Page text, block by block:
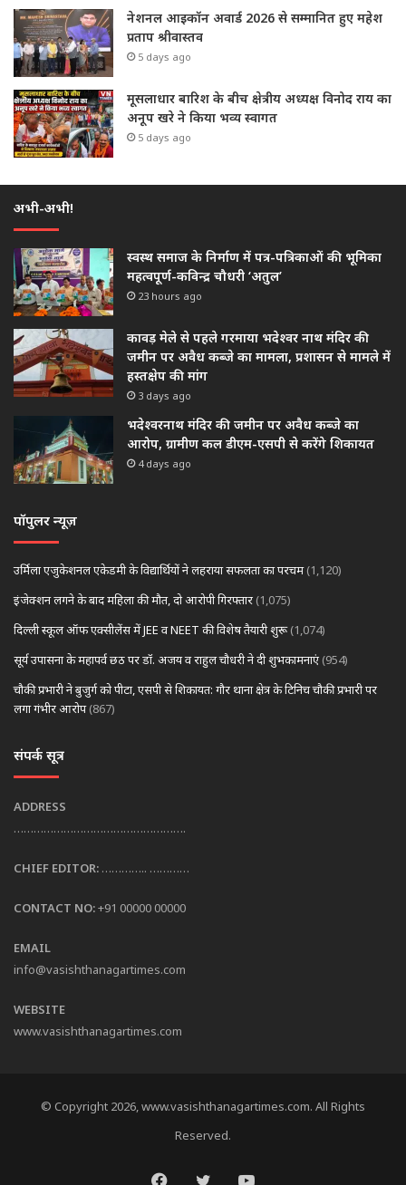
नेशनल आइकॉन अवार्ड 2026 से सम्मानित हुए महेश
प्रताप श्रीवास्तव
5 days ago
मूसलाधार बारिश के बीच क्षेत्रीय अध्यक्ष विनोद राय का
अनूप खरे ने किया भव्य स्वागत
5 days ago
अभी-अभी!
स्वस्थ समाज के निर्माण में पत्र-पत्रिकाओं की भूमिका
महत्वपूर्ण-कविन्द्र चौधरी ‘अतुल’
23 hours ago
कावड़ मेले से पहले गरमाया भदेश्वर नाथ मंदिर की
जमीन पर अवैध कब्जे का मामला, प्रशासन से मामले में
हस्तक्षेप की मांग
3 days ago
भदेश्वरनाथ मंदिर की जमीन पर अवैध कब्जे का
आरोप, ग्रामीण कल डीएम-एसपी से करेंगे शिकायत
4 days ago
पॉपुलर न्यूज़
उर्मिला एजुकेशनल एकेडमी के विद्यार्थियों ने लहराया सफलता का परचम (1,120)
इंजेक्शन लगने के बाद महिला की मौत, दो आरोपी गिरफ्तार (1,075)
दिल्ली स्कूल ऑफ एक्सीलेंस में JEE व NEET की विशेष तैयारी शुरू (1,074)
सूर्य उपासना के महापर्व छठ पर डॉ. अजय व राहुल चौधरी ने दी शुभकामनाएं (954)
चौकी प्रभारी ने बुजुर्ग को पीटा, एसपी से शिकायत: गौर थाना क्षेत्र के टिनिच चौकी प्रभारी पर
लगा गंभीर आरोप (867)
संपर्क सूत्र
ADDRESS
…………………………………………….
CHIEF EDITOR: ………….. …………
CONTACT NO:+91 00000 00000
EMAIL
info@vasishthanagartimes.com
WEBSITE
www.vasishthanagartimes.com
© Copyright 2026, www.vasishthanagartimes.com. All Rights
Reserved.
Facebook
TwitterYouTube